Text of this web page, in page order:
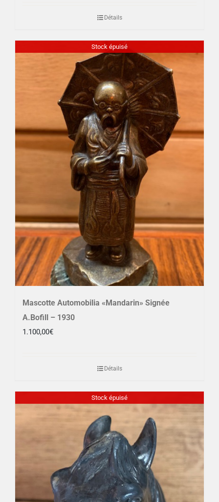
Détails
Stock épuisé
Mascotte Automobilia «Mandarin» Signée
A.Bofill – 1930
1.100,00€
Détails
Stock épuisé